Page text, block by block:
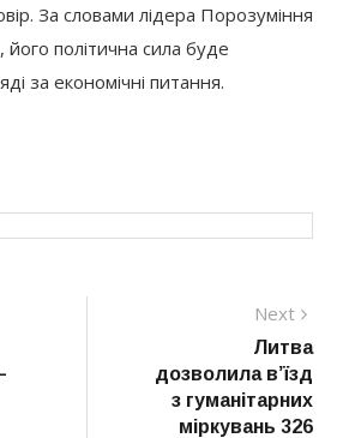
За словами лідера Порозуміння
його політична сила буде
за економічні питання.
Next
post:
Литва
дозволила в’їзд
з гуманітарних
міркувань 326